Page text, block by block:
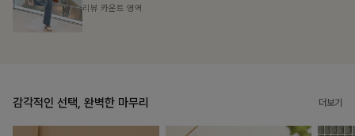
감각적인 선택, 완벽한 마무리 더보기